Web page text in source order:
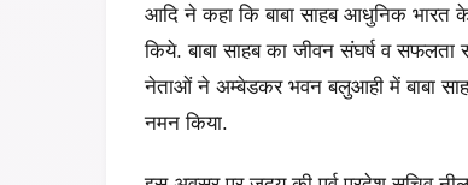
आदि ने कहा कि बाबा साहब आधुनिक भारत
किये. बाबा साहब का जीवन संघर्ष व
नेताओं ने अम्बेडकर भवन बलुआही में बाबा
नमन किया.